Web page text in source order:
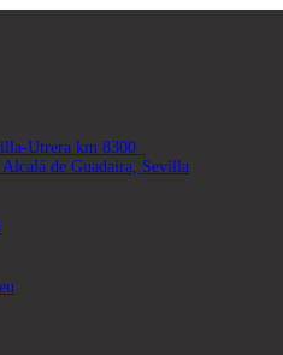
Utrera km 8300
Alcalá de Guadaira, Sevilla